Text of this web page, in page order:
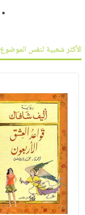
1
الأكثر شعبية لنفس الموضوع